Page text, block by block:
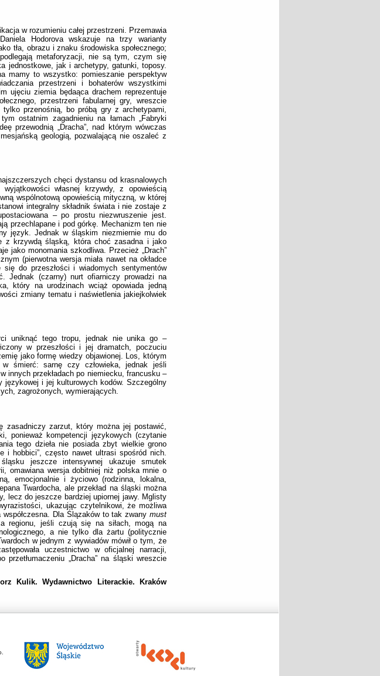
w rozumieniu całej przestrzeni. Przemawia
Hodorova wskazuje na trzy warianty
tła, obrazu i znaku środowiska społecznego;
metaforyzacji, nie są tym, czym się
jednostkowe, jak i archetypy, gatunki, toposy.
mamy to wszystko: pomieszanie perspektyw
przestrzeni i bohaterów wszystkimi
ujęciu ziemia będaąca drachem reprezentuje
przestrzeni fabularnej gry, wreszcie
przenośnią, bo próbą gry z archetypami,
ostatnim zagadnieniu na łamach „Fabryki
przewodnią „Dracha”, nad którym wówczas
geologią, pozwalającą nie oszaleć z
chęci dystansu od krasnalowych
własnej krzywdy, z opowieścią
wspólnotową opowieścią mityczną, w której
integralny składnik świata i nie zostaje z
– po prostu niezwruszenie jest.
przechlapane i pod górkę. Mechanizm ten nie
język. Jednak w śląskim niezmiernie mu do
z krzywdą śląską, która choć zasadna i jako
jako monomania szkodliwa. Przecież „Drach”
(pierwotna wersja miała nawet na okładce
się do przeszłości i wiadomych sentymentów
Jednak (czarny) nurt ofiarniczy prowadzi na
który na urodzinach wciąż opowiada jedną
zmiany tematu i naświetlenia jakiejkolwiek
uniknąć tego tropu, jednak nie unika go –
w przeszłości i jej dramatch, poczuciu
jako formę wiedzy objawionej. Los, którym
śmierć: sarnę czy człowieka, jednak jeśli
innych przekładach po niemiecku, francusku –
i jej kulturowych kodów. Szczególny
zagrożonych, wymierających.
zasadniczy zarzut, który można jej postawić,
ponieważ kompetencji językowych (czytanie
tego dzieła nie posiada zbyt wielkie grono
i hobbici”, często nawet ultrasi spośród nich.
jeszcze intensywnej ukazuje smutek
omawiana wersja dobitniej niż polska mnie o
emocjonalnie i życiowo (rodzinna, lokalna,
Twardocha, ale przekład na śląski można
lecz do jeszcze bardziej upiornej jawy. Mglisty
ukazując czytelnikowi, że możliwa
Dla Ślązaków to tak zwany must
regionu, jeśli czują się na siłach, mogą na
a nie tylko dla żartu (politycznie
w jednym z wywiadów mówił o tym, że
uczestnictwo w oficjalnej narracji,
„Dracha” na śląski wreszcie
Kulik. Wydawnictwo Literackie. Kraków